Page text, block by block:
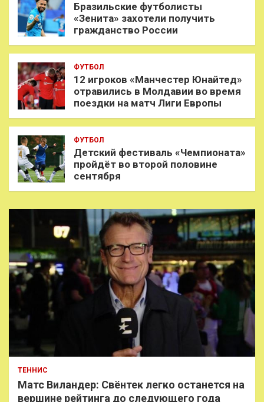
Бразильские футболисты
«Зенита» захотели получить
гражданство России
ФУТБОЛ
12 игроков «Манчестер Юнайтед»
отравились в Молдавии во время
поездки на матч Лиги Европы
ФУТБОЛ
Детский фестиваль «Чемпионата»
пройдёт во второй половине
сентября
ТЕННИС
Матс Виландер: Свёнтек легко останется на
вершине рейтинга до следующего года